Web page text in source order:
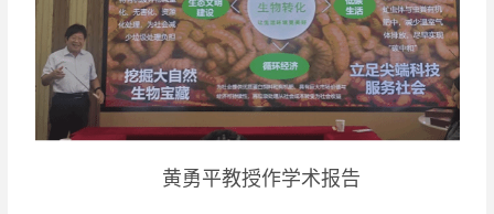
黄勇平教授作学术报告